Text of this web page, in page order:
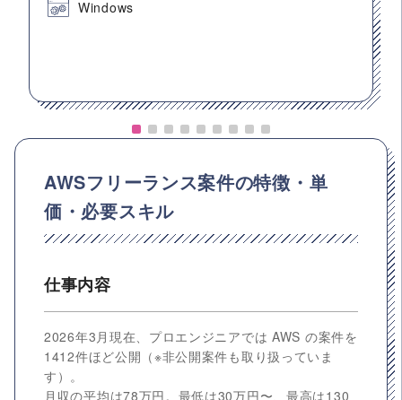
Windows
AWSフリーランス案件の特徴・単
価・必要スキル
仕事内容
2026年3月現在、プロエンジニアでは AWS の案件を
1412件ほど公開（※非公開案件も取り扱っていま
す）。
月収の平均は78万円。最低は30万円〜、最高は130